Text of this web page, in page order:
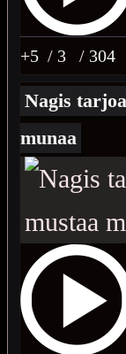
+5 / 3 / 304
Nagis
munaa